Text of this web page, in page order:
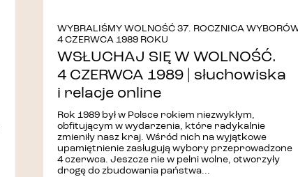
WYBRALIŚMY WOLNOŚĆ 37. ROCZNICA
4 CZERWCA 1989 ROKU
WSŁUCHAJ SIĘ W WOLNOŚĆ.
4 CZERWCA 1989 | słuchowiska
i relacje online
Rok 1989 był w Polsce rokiem niezwykłym,
obfitującym w wydarzenia, które radykalnie
zmieniły nasz kraj. Wśród nich na wyjątkowe
upamiętnienie zasługują wybory przeprowadzone
4 czerwca. Jeszcze nie w pełni wolne, otworzyły
drogę do zbudowania państwa...